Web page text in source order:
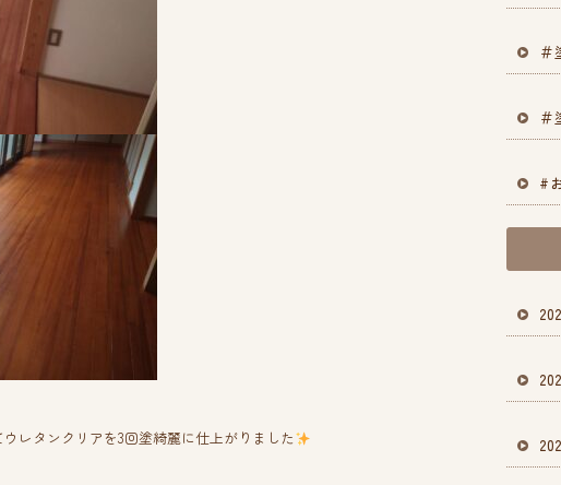
レタンクリアを3回塗綺麗に仕上がりました
＃
＃
#